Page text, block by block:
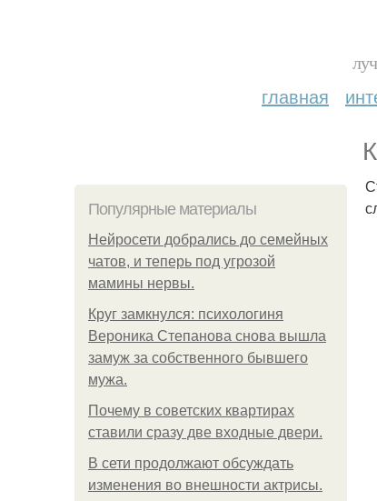
главная
Популярные материалы
Нейросети добрались до семейных
чатов, и теперь под угрозой
мамины нервы.
Круг замкнулся: психологиня
Вероника Степанова снова вышла
замуж за собственного бывшего
мужа.
Почему в советских квартирах
ставили сразу две входные двери.
В сети продолжают обсуждать
изменения во внешности актрисы.